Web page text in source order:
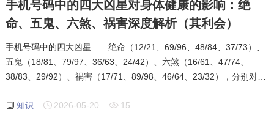
手机号码中的四大凶星对身体健康的影响：绝
命、五鬼、六煞、祸害深度解析（其利会）
手机号码中的四大凶星——绝命（12/21、69/96、48/84、37/73）、
五鬼（18/81、79/97、36/63、24/42）、六煞（16/61、47/74、
38/83、29/92）、祸害（17/71、89/98、46/64、23/32），分别对应
阳平衡，某一磁场特别突出就会引发相应
知识 2026-05-20 15